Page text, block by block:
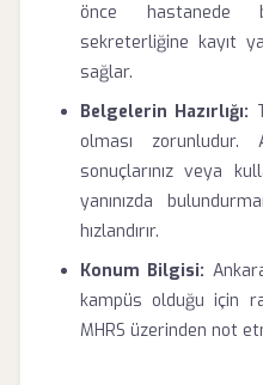
önce hastanede
sekreterliğine kayıt
sağlar.
Belgelerin Hazırlığı:
olması zorunludur.
sonuçlarınız veya
yanınızda
hızlandırır.
Konum Bilgisi:
kampüs olduğu için
MHRS üzerinden not